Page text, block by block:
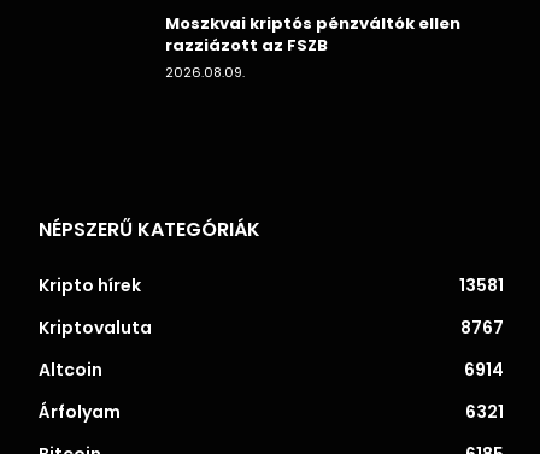
Moszkvai kriptós pénzváltók ellen
razziázott az FSZB
2026.08.09.
NÉPSZERŰ KATEGÓRIÁK
Kripto hírek
13581
Kriptovaluta
8767
Altcoin
6914
Árfolyam
6321